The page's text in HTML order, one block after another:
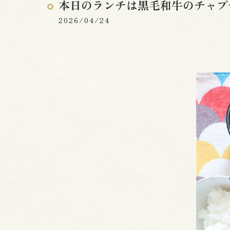
本日のランチは黒毛和牛のチャ
2026/04/24